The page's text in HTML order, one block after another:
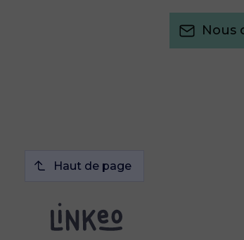
Nous
Haut de page